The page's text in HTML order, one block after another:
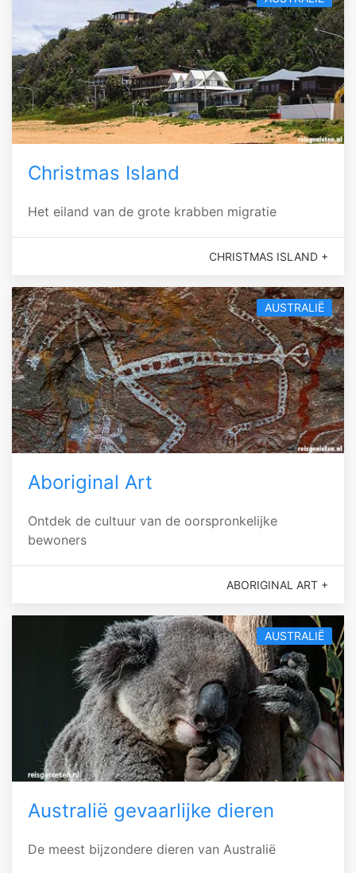
Christmas Island
Het eiland van de grote krabben migratie
CHRISTMAS ISLAND +
AUSTRALIË
Aboriginal Art
Ontdek de cultuur van de oorspronkelijke
bewoners
ABORIGINAL ART +
AUSTRALIË
Australië gevaarlijke dieren
De meest bijzondere dieren van Australië